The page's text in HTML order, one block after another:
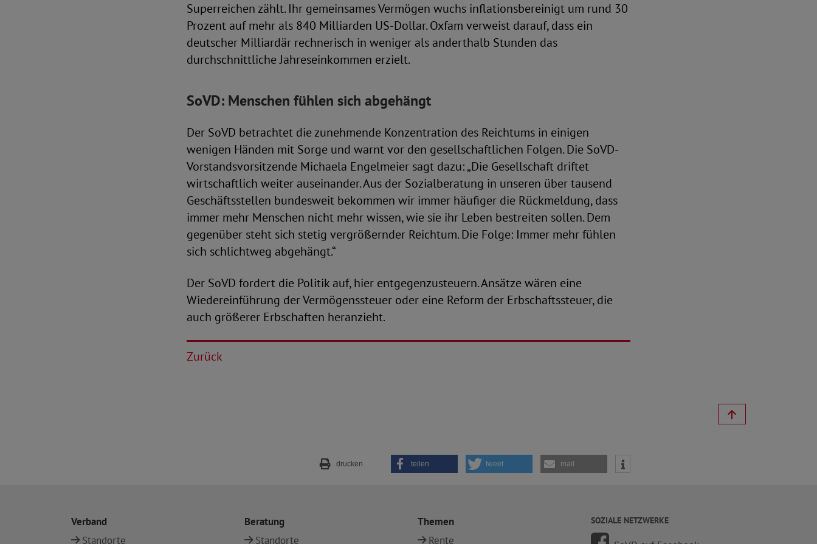
Superreichen zählt. Ihr gemeinsames Vermögen wuchs inflationsbereinigt um rund 30
Prozent auf mehr als 840 Milliarden US-Dollar. Oxfam verweist darauf, dass ein
deutscher Milliardär rechnerisch in weniger als anderthalb Stunden das
durchschnittliche Jahreseinkommen erzielt.
SoVD: Menschen fühlen sich abgehängt
Der SoVD betrachtet die zunehmende Konzentration des Reichtums in einigen
wenigen Händen mit Sorge und warnt vor den gesellschaftlichen Folgen. Die SoVD-
Vorstandsvorsitzende Michaela Engelmeier sagt dazu: „Die Gesellschaft driftet
wirtschaftlich weiter auseinander. Aus der Sozialberatung in unseren über tausend
Geschäftsstellen bundesweit bekommen wir immer häufiger die Rückmeldung, dass
immer mehr Menschen nicht mehr wissen, wie sie ihr Leben bestreiten sollen. Dem
gegenüber steht sich stetig vergrößernder Reichtum. Die Folge: Immer mehr fühlen
sich schlichtweg abgehängt.“
Der SoVD fordert die Politik auf, hier entgegenzusteuern. Ansätze wären eine
Wiedereinführung der Vermögenssteuer oder eine Reform der Erbschaftssteuer, die
auch größerer Erbschaften heranzieht.
Zurück
drucken teilen tweet mail
Verband
Standorte
Beratung
Standorte
Themen
Rente
SOZIALE NETZWERKE